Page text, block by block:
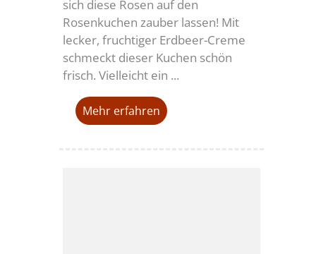
sich diese Rosen auf den
Rosenkuchen zauber lassen! Mit
lecker, fruchtiger Erdbeer-Creme
schmeckt dieser Kuchen schön
frisch. Vielleicht ein ...
Mehr erfahren